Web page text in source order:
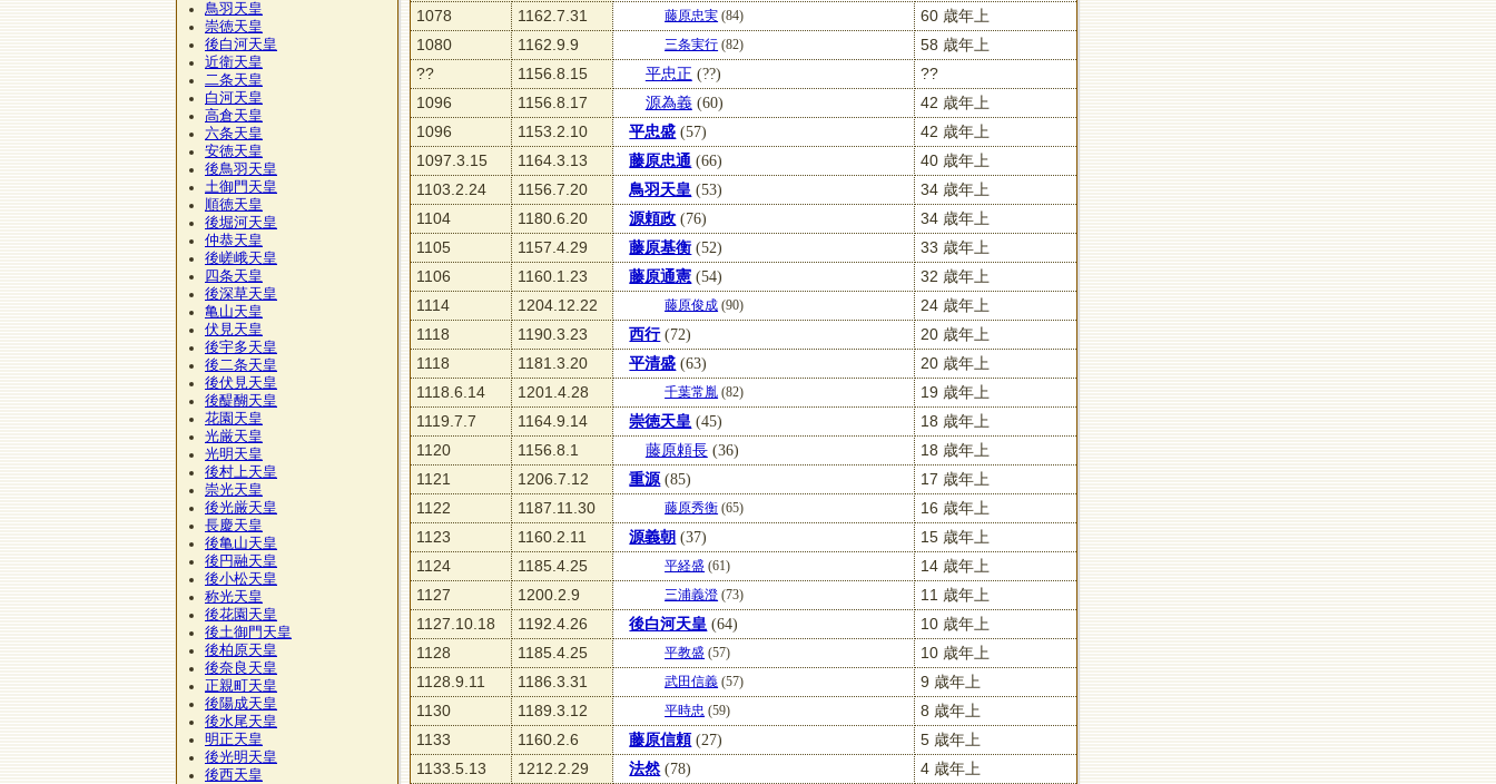
1078
1162.7.31 藤原忠実 (84)
60 歳年上
1080
1162.9.9 三条実行 (82)
58 歳年上
??
1156.8.15 平忠正 (??)
??
1096
1156.8.17 源為義(60)
42 歳年上
1096
1153.2.10 平忠盛 (57)
42 歳年上
1097.3.15
1164.3.13 藤原忠通 (66)
40 歳年上
1103.2.24
1156.7.20 鳥羽天皇 (53)
34 歳年上
1104
1180.6.20 源頼政 (76)
34 歳年上
1105
1157.4.29 藤原基衡 (52)
33 歳年上
1106
1160.1.23 藤原通憲 (54)
32 歳年上
1114
1204.12.22 藤原俊成 (90)
24 歳年上
1118
1190.3.23 西行(72)
20 歳年上
1118
1181.3.20 平清盛 (63)
20 歳年上
1118.6.14
1201.4.28 千葉常胤 (82)
19 歳年上
1119.7.7
1164.9.14 崇徳天皇 (45)
18 歳年上
1120
1156.8.1 藤原頼長(36)
18 歳年上
1121
1206.7.12 重源 (85)
17 歳年上
1122
1187.11.30 藤原秀衡 (65)
16 歳年上
1123
1160.2.11 源義朝 (37)
15 歳年上
1124
1185.4.25 平経盛 (61)
14 歳年上
1127
1200.2.9 三浦義澄 (73)
11 歳年上
1127.10.18
1192.4.26 後白河天皇 (64)
10 歳年上
1128
1185.4.25 平教盛 (57)
10 歳年上
1128.9.11
1186.3.31 武田信義 (57)
9 歳年上
1130
1189.3.12 平時忠 (59)
8 歳年上
1133
1160.2.6 藤原信頼(27)
5 歳年上
1133.5.13
1212.2.29 法然(78)
4 歳年上
鳥羽天皇
崇徳天皇
後白河天皇
近衛天皇
二条天皇
白河天皇
高倉天皇
六条天皇
安徳天皇
後鳥羽天皇
土御門天皇
順徳天皇
後堀河天皇
仲恭天皇
後嵯峨天皇
四条天皇
後深草天皇
亀山天皇
伏見天皇
後宇多天皇
後二条天皇
後伏見天皇
後醍醐天皇
花園天皇
光厳天皇
光明天皇
後村上天皇
崇光天皇
後光厳天皇
長慶天皇
後亀山天皇
後円融天皇
後小松天皇
称光天皇
後花園天皇
後土御門天皇
後柏原天皇
後奈良天皇
正親町天皇
後陽成天皇
後水尾天皇
明正天皇
後光明天皇
後西天皇